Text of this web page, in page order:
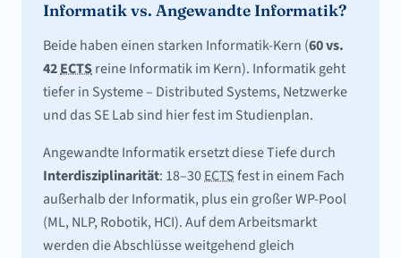
Informatik vs. Angewandte Informatik?
Beide haben einen starken Informatik-Kern (60 vs.
42ECTSreine Informatik im Kern). Informatik geht
tiefer in Systeme – Distributed Systems, Netzwerke
und das SE Lab sind hier fest im Studienplan.
Angewandte Informatik ersetzt diese Tiefe durch
Interdisziplinarität: 18–30ECTSfest in einem Fach
außerhalb der Informatik, plus ein großer WP-Pool
(ML, NLP, Robotik, HCI). Auf dem Arbeitsmarkt
werden die Abschlüsse weitgehend gleich